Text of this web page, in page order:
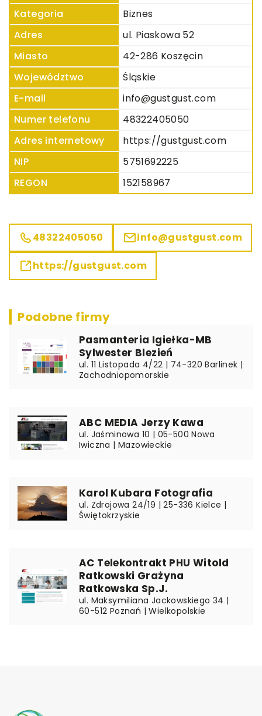
Kategoria
Biznes
Adres
ul. Piaskowa 52
Miasto
42-286 Koszęcin
Województwo
Śląskie
E-mail
info@gustgust.com
Numer telefonu
48322405050
Adres internetowy
https://gustgust.com
NIP
5751692225
REGON
152158967
48322405050 info@gustgust.com
https://gustgust.com
Podobne firmy
Pasmanteria Igiełka-MB
Sylwester Blezień
ul. 11 Listopada 4/22 | 74-320 Barlinek |
Zachodniopomorskie
ABC MEDIA Jerzy Kawa
ul. Jaśminowa 10 | 05-500 Nowa
Iwiczna | Mazowieckie
Karol Kubara Fotografia
ul. Zdrojowa 24/19 | 25-336 Kielce |
Świętokrzyskie
AC Telekontrakt PHU Witold
Ratkowski Grażyna
Ratkowska Sp.J.
ul. Maksymiliana Jackowskiego 34 |
60-512 Poznań | Wielkopolskie